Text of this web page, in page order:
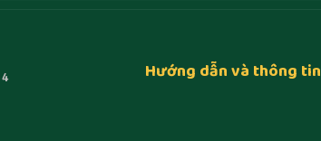
Hướng dẫn và thông tin